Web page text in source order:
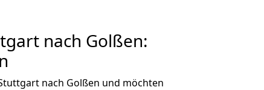
nach Golßen:
nach Golßen und möchten